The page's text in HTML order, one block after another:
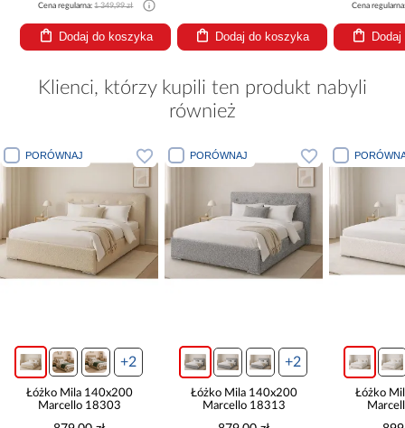
Cena regularna:1 349,99 zł
Dodaj do koszyka Dodaj do koszyka
Cena
Klienci, którzy kupili ten produkt nabyli
również
PORÓWNAJ
+2
Łóżko Mila 140x200
Marcello 18303
PORÓWNAJ
+2
Łóżko Mila 140x200
Marcello 18313
Łóżko